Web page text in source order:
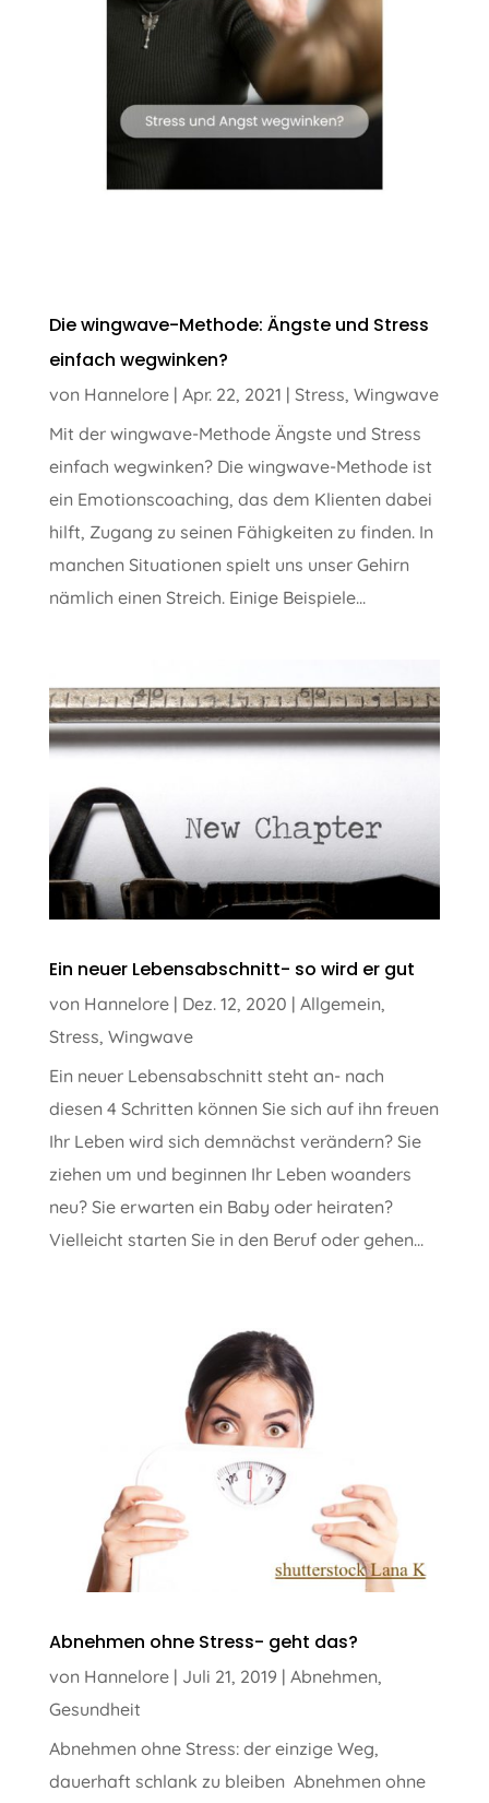
Die wingwave-Methode: Ängste und Stress
einfach wegwinken?
von Hannelore| Apr. 22, 2021 | Stress, Wingwave
Mit der wingwave-Methode Ängste und Stress
einfach wegwinken? Die wingwave-Methode ist
ein Emotionscoaching, das dem Klienten dabei
hilft, Zugang zu seinen Fähigkeiten zu finden. In
manchen Situationen spielt uns unser Gehirn
nämlich einen Streich. Einige Beispiele...
Ein neuer Lebensabschnitt- so wird er gut
von Hannelore| Dez. 12, 2020 | Allgemein,
Stress, Wingwave
Ein neuer Lebensabschnitt steht an- nach
diesen 4 Schritten können Sie sich auf ihn freuen
Ihr Leben wird sich demnächst verändern? Sie
ziehen um und beginnen Ihr Leben woanders
neu? Sie erwarten ein Baby oder heiraten?
Vielleicht starten Sie in den Beruf oder gehen...
Abnehmen ohne Stress- geht das?
von Hannelore| Juli 21, 2019 | Abnehmen,
Gesundheit
Abnehmen ohne Stress: der einzige Weg,
dauerhaft schlank zu bleiben Abnehmen ohne